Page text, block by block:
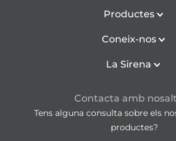
Productes
Coneix-nos
La Sirena
Contacta amb
Tens alguna consulta sobre els
productes?